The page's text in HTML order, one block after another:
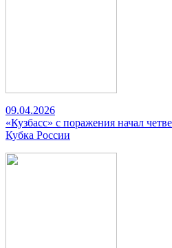
09.04.2026
«Кузбасс» с поражения начал
Кубка России